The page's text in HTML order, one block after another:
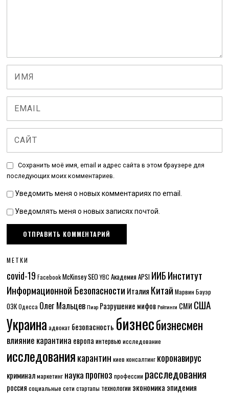
Сохранить моё имя, email и адрес сайта в этом браузере для
последующих моих комментариев.
Уведомить меня о новых комментариях по email.
Уведомлять меня о новых записях почтой.
МЕТКИ
covid-19 Facebook McKinseySEO YBC Академия APSI ИИБИнститут
Информационной Безопасности Италия Китай Марвин Бауэр
ОЗК Одесса Олег Мальцев Пиар Разрушение мифов Рейтинги СМИ США
Украина адвокат безопасность бизнесбизнесмен
влияние карантина европа интервьюисследование
исследованиякарантин киев консалтинг коронавирус
криминалмаркетинг наукапрогноз профессии расследования
россия социальные сети стартапы технологии экономика эпидемия